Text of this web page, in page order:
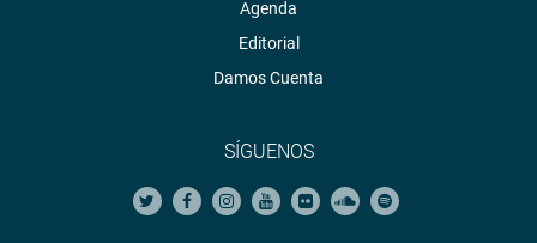
Agenda
Editorial
Damos Cuenta
SÍGUENOS